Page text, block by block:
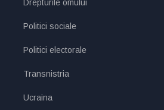
Drepturile omului
Politici sociale
Politici electorale
Transnistria
Ucraina